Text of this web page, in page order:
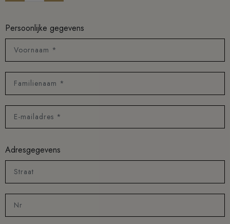
Persoonlijke gegevens
Voornaam *
Familienaam *
E-mailadres *
Adresgegevens
Straat
Nr